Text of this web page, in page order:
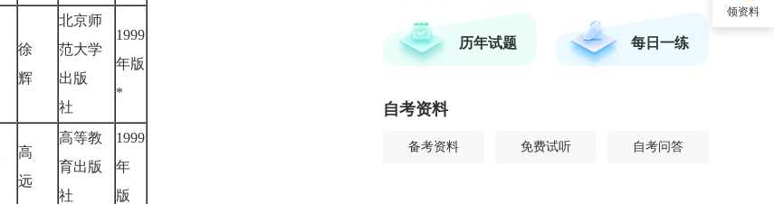
徐
辉
北京师
范大学
出版
社
1999
年版
*
高
远
高等教
育出版
社
1999
年
版
历年试题 每日一练
自考资料
备考资料 免费试听 自考问答
领资料